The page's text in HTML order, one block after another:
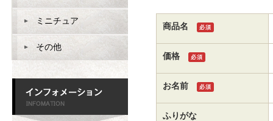
商品名 必須
価格 必須
お名前 必須
ふりがな
ミニチュア
その他